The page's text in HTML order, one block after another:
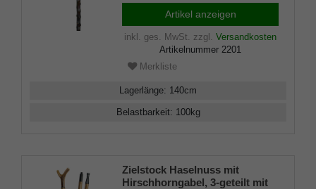
Artikel anzeigen
inkl. ges. MwSt. zzgl. Versandkosten
Artikelnummer 2201
Merkliste
Lagerlänge: 140cm
Belastbarkeit: 100kg
Zielstock Haselnuss mit
Hirschhorngabel, 3-geteilt mit